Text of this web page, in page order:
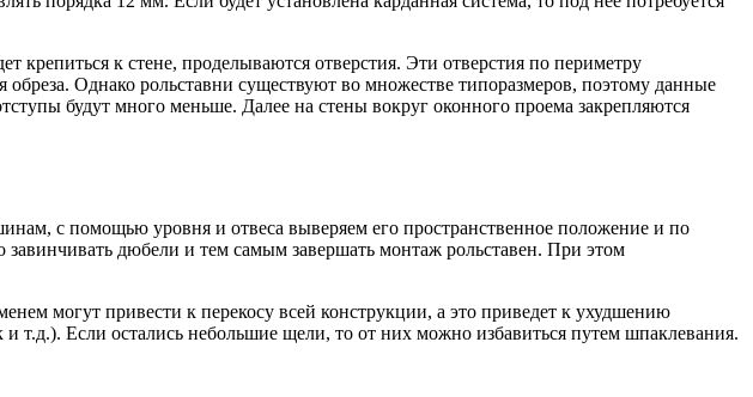
крепиться к стене, проделываются отверстия. Эти отверстия по периметру
Однако рольставни существуют во множестве типоразмеров, поэтому данные
будут много меньше. Далее на стены вокруг оконного проема закрепляются
с помощью уровня и отвеса выверяем его пространственное положение и по
дюбели и тем самым завершать монтаж рольставен. При этом
могут привести к перекосу всей конструкции, а это приведет к ухудшению
т.д.). Если остались небольшие щели, то от них можно избавиться путем шпаклевания.